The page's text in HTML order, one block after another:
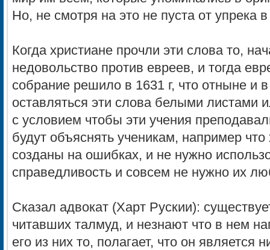
Но, не смотря на это не пуста от упрека
Когда христиане прочли эти слова то,
недовольство против евреев, и тогда
собрание решило в 1631 г, что отныне
оставляться эти слова белыми листами
с условием чтобы эти учения
будут объяснять ученикам, например
созданы на ошибках, и не нужно
справедливость и совсем не нужно их
Сказал адвокат (Харт Рускии):
читавших талмуд, и незнают что в нем
его из них то, полагает, что он является